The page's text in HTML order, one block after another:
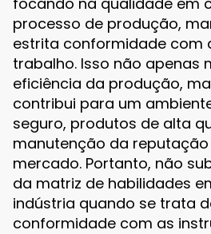
processo de produção,
estrita conformidade com
trabalho. Isso não apenas
eficiência da produção,
contribui para um
seguro, produtos de alta
manutenção da
mercado. Portanto, não
da matriz de habilidades
indústria quando se trata
conformidade com as